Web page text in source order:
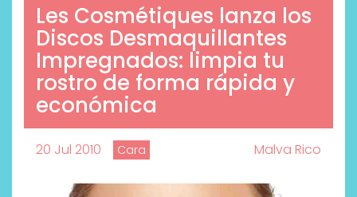
Les Cosmétiques lanza los
Discos Desmaquillantes
Impregnados: limpia tu
rostro de forma rápida y
económica
20 Jul 2010 Cara Malva Rico